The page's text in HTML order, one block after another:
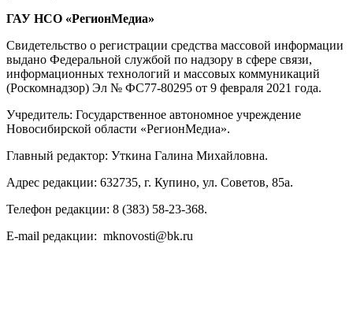
ГАУ НСО «РегионМедиа»
Свидетельство о регистрации средства массовой информации
выдано Федеральной службой по надзору в сфере связи,
информационных технологий и массовых коммуникаций
(Роскомнадзор) Эл № ФС77-80295 от 9 февраля 2021 года.
Учредитель: Государственное автономное учреждение
Новосибирской области «РегионМедиа».
Главный редактор: Уткина Галина Михайловна.
Адрес редакции: 632735, г. Купино, ул. Советов, 85а.
Телефон редакции: 8 (383) 58-23-368.
E-mail редакции: mknovosti@bk.ru